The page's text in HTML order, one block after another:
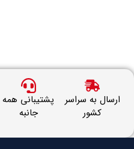
ارسال به سراسر
کشور
پشتیبانی همه
جانبه